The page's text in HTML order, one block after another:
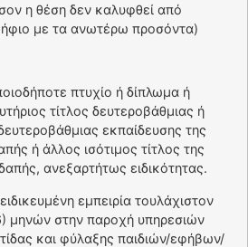
η θέση δεν καλυφθεί από
με τα ανωτέρω προσόντα)
πτυχίο ή δίπλωμα ή
τίτλος δευτεροβάθμιας ή
εκπαίδευσης της
ή άλλος ισότιμος τίτλος της
ανεξαρτήτως ειδικότητας.
εμπειρία τουλάχιστον
μηνών στην παροχή υπηρεσιών
και φύλαξης παιδιών/εφήβων/